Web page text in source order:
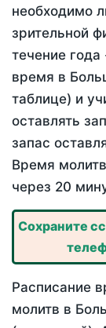
необходимо
зрительной
течение года
время в
таблице) и
оставлять
запас
Время
через 20
Сохраните
Расписание
молитв в